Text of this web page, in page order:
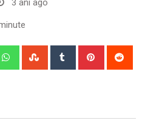
3 ani ago
WhatsappStumbleUpon
Tumblr Pinterest